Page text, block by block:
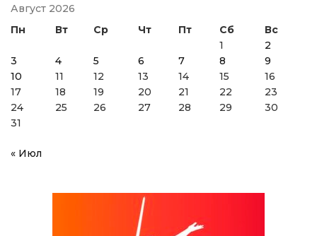
Август 2026
Пн
Вт Ср Чт Пт Сб
Вс
1
2
3
4 5 6 7 8
9
10
11 12 13 14 15
16
17
18 19 20 21 22
23
24
25 26 27 28 29
30
31
« Июл